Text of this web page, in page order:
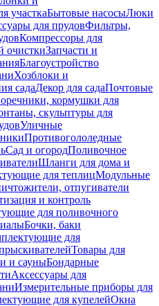
участкаБытовые насосыЛюки
для прудовФильтры,
Компрессоры для
очисткиЗапчасти и
Благоустройство
Хозблоки и
садаДекор для садаПочтовые
кормушки для
скульптуры для
Уличные
Противогололедные
Сад и огородПоливочное
Шланги для дома и
для теплицМодульные
отпугиватели
и контроль
для поливочного
Бочки, баки
для
Товары для
и сауныБондарные
Аксессуары для
Измерительные приборы для
для купелейОкна